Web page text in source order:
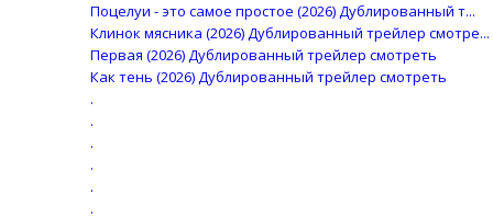
Поцелуи - это самое простое (2026) Дублированный т...
Клинок мясника (2026) Дублированный трейлер смотре...
Первая (2026) Дублированный трейлер смотреть
Как тень (2026) Дублированный трейлер смотреть
.
.
.
.
.
.